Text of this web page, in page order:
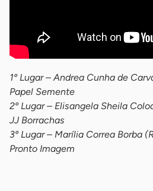
1º Lugar – Andrea Cunha de
Papel Semente
2º Lugar – Elisangela Sheila
JJ Borrachas
3º Lugar – Marília Correa Borba
Pronto Imagem